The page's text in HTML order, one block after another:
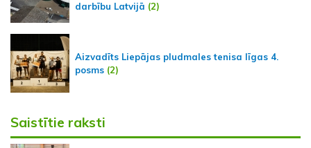
darbību Latvijā (2)
Aizvadīts Liepājas pludmales tenisa līgas 4.
posms (2)
Saistītie raksti